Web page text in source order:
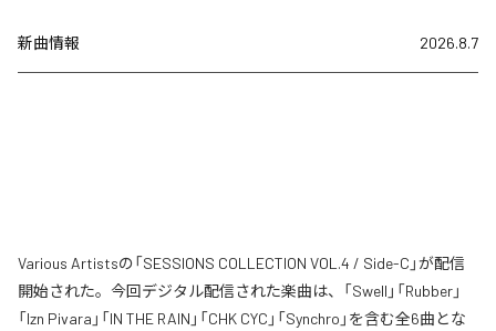
新曲情報 2026.8.7
Various Artistsの「SESSIONS COLLECTION VOL.4 / Side-C」が配信
開始された。今回デジタル配信された楽曲は、「Swell」「Rubber」
「Izn Pivara」「IN THE RAIN」「CHK CYC」「Synchro」を含む全6曲とな